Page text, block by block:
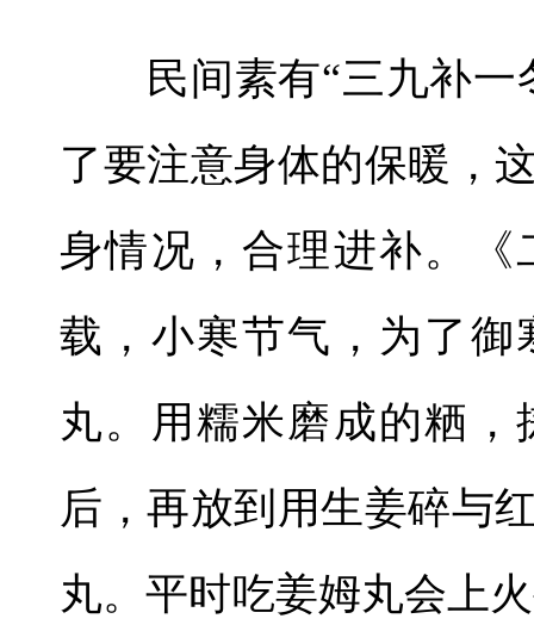
民间素有“三九补一
了要注意身体的保暖，
身情况，合理进补。
载，小寒节气，为了
丸。用糯米磨成的粞
后，再放到用生姜碎与
丸。平时吃姜姆丸会上